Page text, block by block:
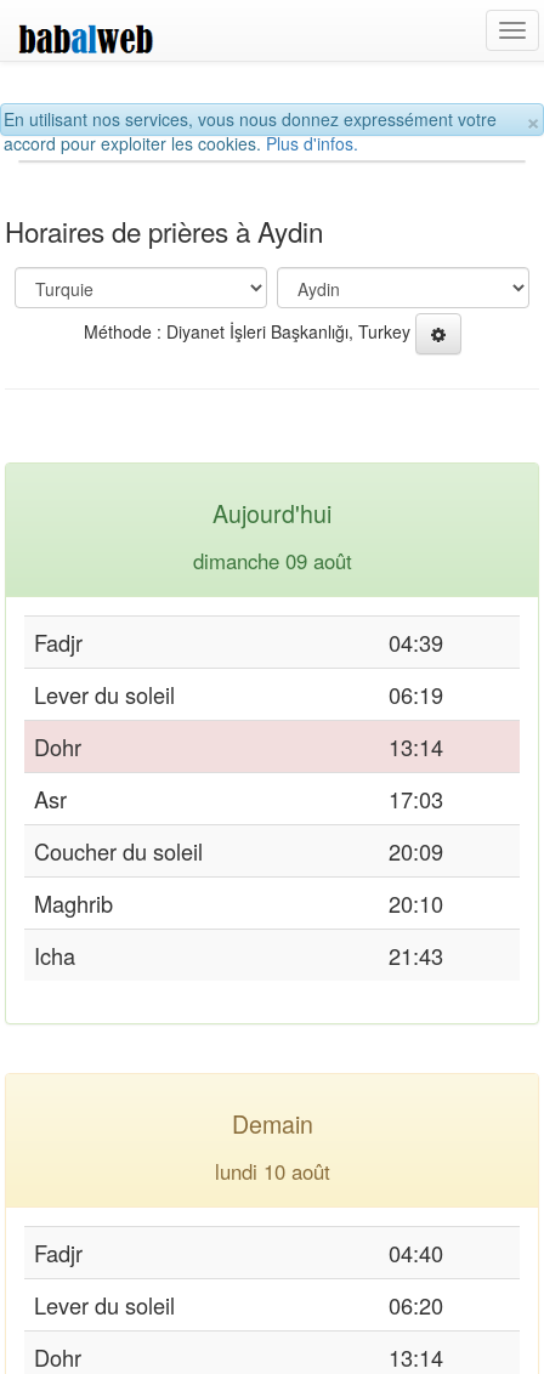
×
En utilisant nos services, vous nous donnez expressément votre
accord pour exploiter les cookies.Plus d'infos.
Horaires de prières à Aydin
Méthode : Diyanet İşleri Başkanlığı, Turkey
Aujourd'hui
dimanche 09 août
Fadjr
04:39
Lever du soleil
06:19
Dohr
13:14
Asr
17:03
Coucher du soleil
20:09
Maghrib
20:10
Icha
21:43
Demain
lundi 10 août
Fadjr
04:40
Lever du soleil
06:20
Dohr
13:14